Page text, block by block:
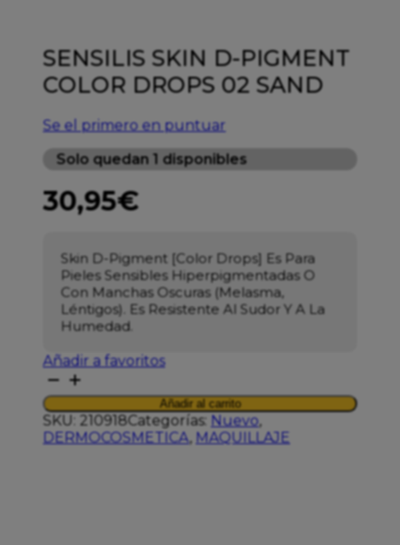
SENSILIS SKIN D-PIGMENT
COLOR DROPS 02 SAND
Se el primero en puntuar
Solo quedan 1 disponibles
30,95€
Skin D-Pigment [Color Drops] Es Para
Pieles Sensibles Hiperpigmentadas O
Con Manchas Oscuras (melasma,
Léntigos). Es Resistente Al Sudor Y A La
Humedad.
Añadir a favoritos
SENSILIS
SKIN
D-
PIGMENT
COLOR
Añadir al carrito
SKU: 210918Categorías: Nuevo,
DERMOCOSMETICA, MAQUILLAJE